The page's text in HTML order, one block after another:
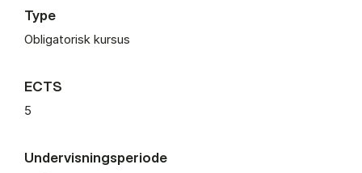
Type
Obligatorisk kursus
ECTS
5
Undervisningsperiode